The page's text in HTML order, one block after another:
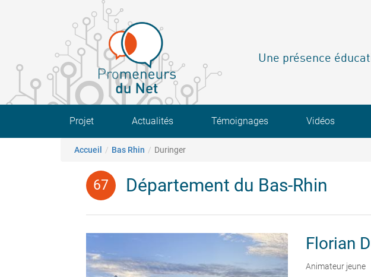
Une présence
Main navigation
Projet Actualités Témoignages Vidéos
Fil d'Ariane
Accueil Bas Rhin Duringer
Département du Bas-Rhin
Florian
Animateur jeune